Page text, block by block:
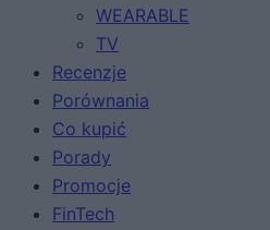
WEARABLE
TV
Recenzje
Porównania
Co kupić
Porady
Promocje
FinTech